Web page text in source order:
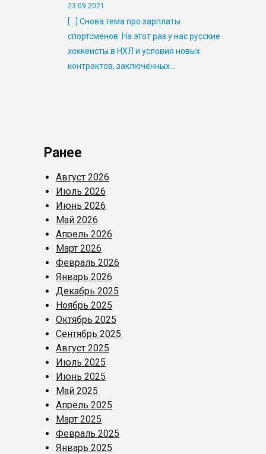
23.09.2021
[…] Снова тема про зарплаты
спортсменов. На этот раз у нас русские
хоккеисты в НХЛ и условия новых
контрактов, заключенных…
Ранее
Август 2026
Июль 2026
Июнь 2026
Май 2026
Апрель 2026
Март 2026
Февраль 2026
Январь 2026
Декабрь 2025
Ноябрь 2025
Октябрь 2025
Сентябрь 2025
Август 2025
Июль 2025
Июнь 2025
Май 2025
Апрель 2025
Март 2025
Февраль 2025
Январь 2025